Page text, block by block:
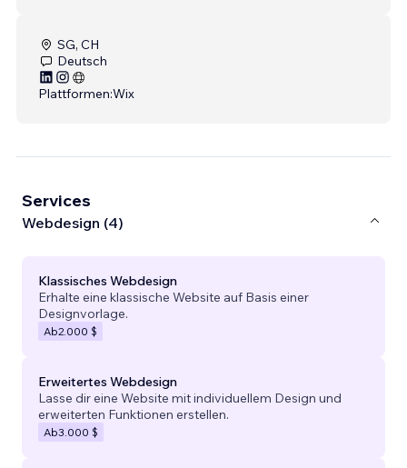
SG, CH
Deutsch
Plattformen:Wix
Services
Webdesign (4)
Klassisches Webdesign
Erhalte eine klassische Website auf Basis einer
Designvorlage.
Ab2.000 $
Erweitertes Webdesign
Lasse dir eine Website mit individuellem Design und
erweiterten Funktionen erstellen.
Ab3.000 $